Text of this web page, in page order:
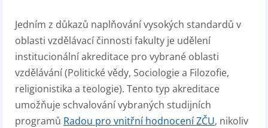
Jedním z důkazů naplňování vysokých standardů v
oblasti vzdělávací činnosti fakulty je udělení
institucionální akreditace pro vybrané oblasti
vzdělávání (Politické vědy, Sociologie a Filozofie,
religionistika a teologie). Tento typ akreditace
umožňuje schvalování vybraných studijních
programů Radou pro vnitřní hodnocení ZČU, nikoliv